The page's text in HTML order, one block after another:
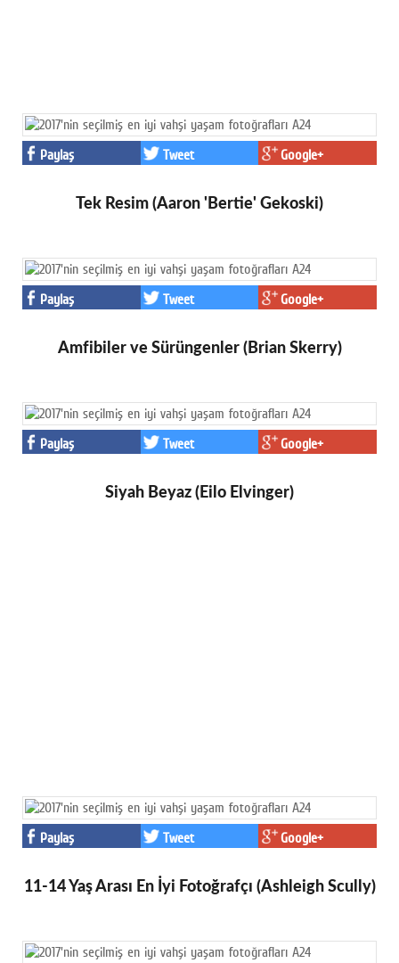
Paylaş Tweet Google+
Tek Resim (Aaron 'Bertie' Gekoski)
Paylaş Tweet Google+
Amfibiler ve Sürüngenler (Brian Skerry)
Paylaş Tweet Google+
Siyah Beyaz (Eilo Elvinger)
Paylaş Tweet Google+
11-14 Yaş Arası En İyi Fotoğrafçı (Ashleigh Scully)